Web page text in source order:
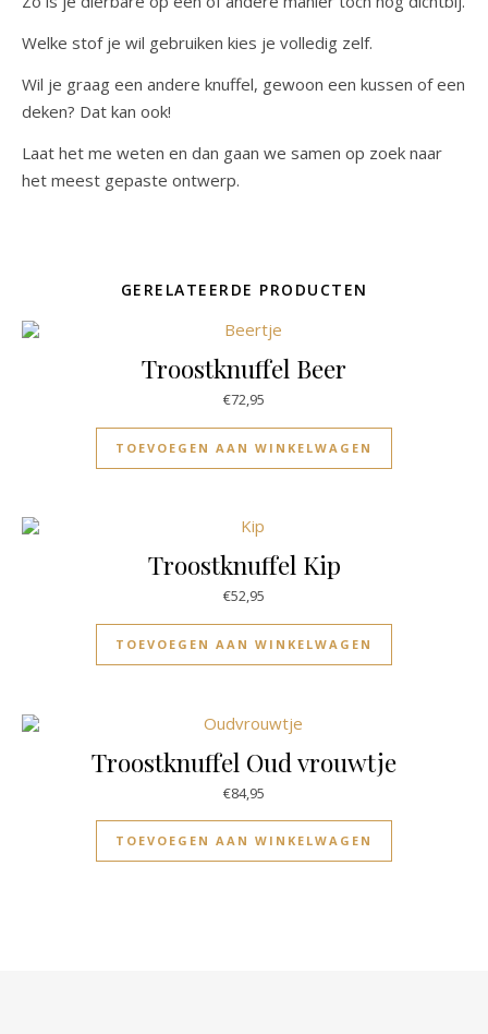
Welke stof je wil gebruiken kies je volledig zelf.
Wil je graag een andere knuffel, gewoon een kussen of een
deken? Dat kan ook!
Laat het me weten en dan gaan we samen op zoek naar
het meest gepaste ontwerp.
GERELATEERDE PRODUCTEN
Troostknuffel Beer
€72,95
TOEVOEGEN AAN WINKELWAGEN
Troostknuffel Kip
€52,95
TOEVOEGEN AAN WINKELWAGEN
Troostknuffel Oud vrouwtje
€84,95
TOEVOEGEN AAN WINKELWAGEN